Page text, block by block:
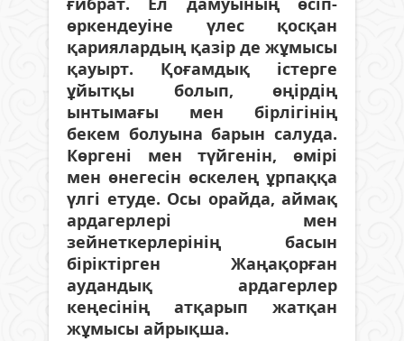
өркендеуіне үлес қосқан
қариялардың қазір де жұмысы
қауырт. Қоғамдық істерге
ұйытқы болып, өңірдің
ынтымағы мен бірлігінің
бекем болуына барын салуда.
Көргені мен түйгенін, өмірі
мен өнегесін өскелең ұрпаққа
үлгі етуде. Осы орайда, аймақ
ардагерлері мен
зейнеткерлерінің басын
біріктірген Жаңақорған
аудандық ардагерлер
кеңесінің атқарып жатқан
жұмысы айрықша.